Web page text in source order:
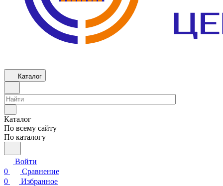
Каталог
Каталог
По всему сайту
По каталогу
Войти
0
Сравнение
0
Избранное